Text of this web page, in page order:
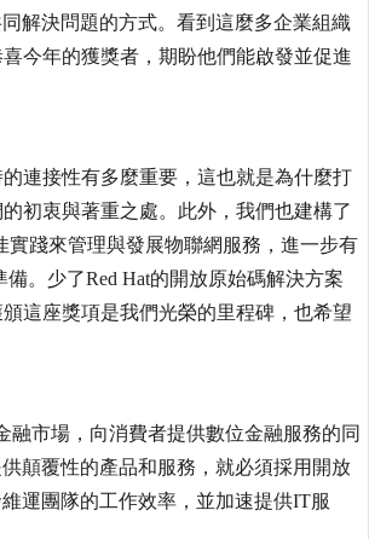
解決問題的方式。看到這麼多企業組織
今年的獲獎者，期盼他們能啟發並促進
連接性有多麼重要，這也就是為什麼打
初衷與著重之處。此外，我們也建構了
實踐來管理與發展物聯網服務，進一步有
。少了Red Hat的開放原始碼解決方案
這座獎項是我們光榮的里程碑，也希望
融市場，向消費者提供數位金融服務的同
顛覆性的產品和服務，就必須採用開放
運團隊的工作效率，並加速提供IT服